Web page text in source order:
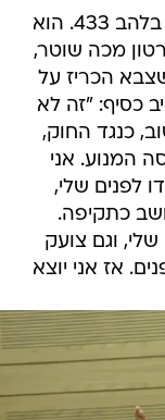
כסיף נחקר באזהרה באוגוסט 2022 בלהב 433. הוא
מכה שוטר,
הכריז על
כסיף: "זה לא
כנגד החוק,
המנוע. אני
לפנים שלי,
כתקיפה.
וגם צועק
אז אני יוצא